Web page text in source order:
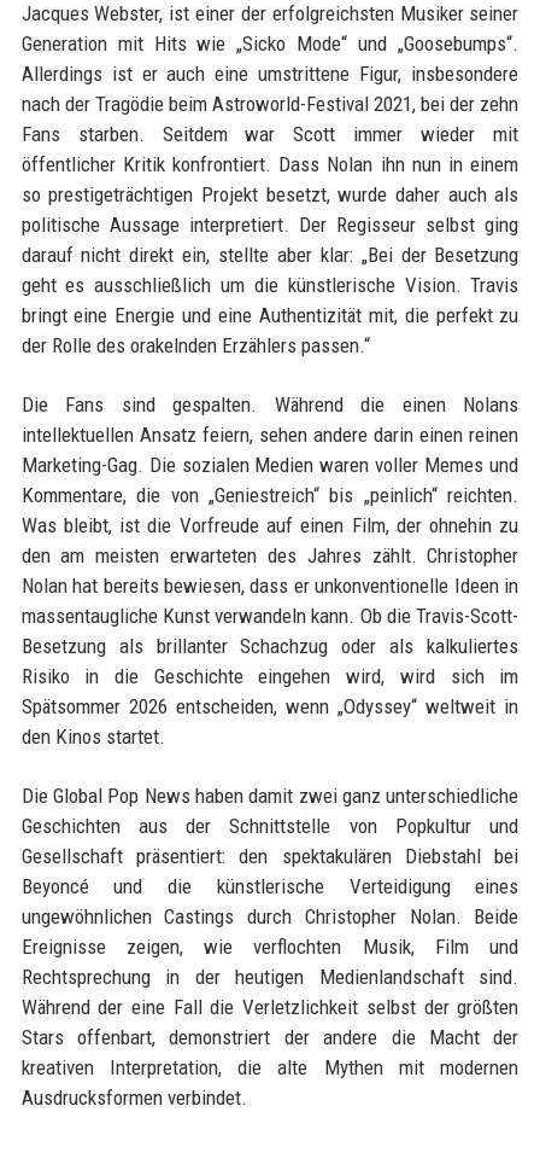
Jacques Webster, ist einer der erfolgreichsten Musiker seiner
Generation mit Hits wie „Sicko Mode“ und „Goosebumps“.
Allerdings ist er auch eine umstrittene Figur, insbesondere
nach der Tragödie beim Astroworld-Festival 2021, bei der zehn
Fans starben. Seitdem war Scott immer wieder mit
öffentlicher Kritik konfrontiert. Dass Nolan ihn nun in einem
so prestigeträchtigen Projekt besetzt, wurde daher auch als
politische Aussage interpretiert. Der Regisseur selbst ging
darauf nicht direkt ein, stellte aber klar: „Bei der Besetzung
geht es ausschließlich um die künstlerische Vision. Travis
bringt eine Energie und eine Authentizität mit, die perfekt zu
der Rolle des orakelnden Erzählers passen.“
Die Fans sind gespalten. Während die einen Nolans
intellektuellen Ansatz feiern, sehen andere darin einen reinen
Marketing-Gag. Die sozialen Medien waren voller Memes und
Kommentare, die von „Geniestreich“ bis „peinlich“ reichten.
Was bleibt, ist die Vorfreude auf einen Film, der ohnehin zu
den am meisten erwarteten des Jahres zählt. Christopher
Nolan hat bereits bewiesen, dass er unkonventionelle Ideen in
massentaugliche Kunst verwandeln kann. Ob die Travis-Scott-
Besetzung als brillanter Schachzug oder als kalkuliertes
Risiko in die Geschichte eingehen wird, wird sich im
Spätsommer 2026 entscheiden, wenn „Odyssey“ weltweit in
den Kinos startet.
Die Global Pop News haben damit zwei ganz unterschiedliche
Geschichten aus der Schnittstelle von Popkultur und
Gesellschaft präsentiert: den spektakulären Diebstahl bei
Beyoncé und die künstlerische Verteidigung eines
ungewöhnlichen Castings durch Christopher Nolan. Beide
Ereignisse zeigen, wie verflochten Musik, Film und
Rechtsprechung in der heutigen Medienlandschaft sind.
Während der eine Fall die Verletzlichkeit selbst der größten
Stars offenbart, demonstriert der andere die Macht der
kreativen Interpretation, die alte Mythen mit modernen
Ausdrucksformen verbindet.